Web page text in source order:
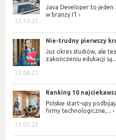
13.10.21
Java Developer to
w branży IT
23.06.21
Nie-trudny pierwszy
Już okres studiów, ale
zakończeniu edukacji są...
13.05.21
Ranking 10
Polskie start-upy
firmy technologiczne,...